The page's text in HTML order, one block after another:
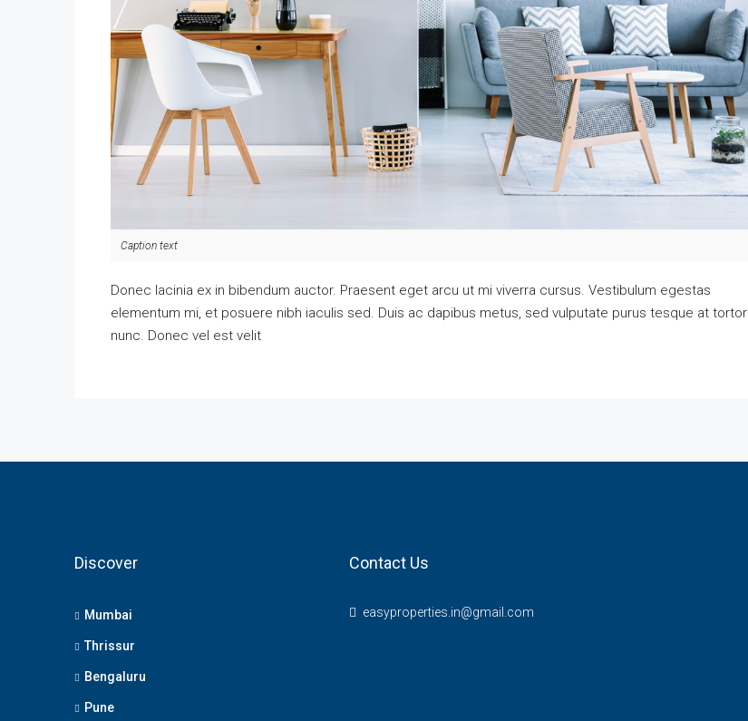
Caption text
Donec lacinia ex in bibendum auctor. Praesent eget arcu ut mi viverra cursus. Vestibulum egestas
elementum mi, et posuere nibh iaculis sed. Duis ac dapibus metus, sed vulputate purus tesque at tortor
nunc. Donec vel est velit
Discover
Mumbai
Thrissur
Bengaluru
Pune
Contact Us
easyproperties.in@gmail.com